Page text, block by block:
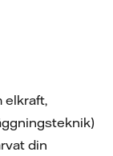
elkraft,
din